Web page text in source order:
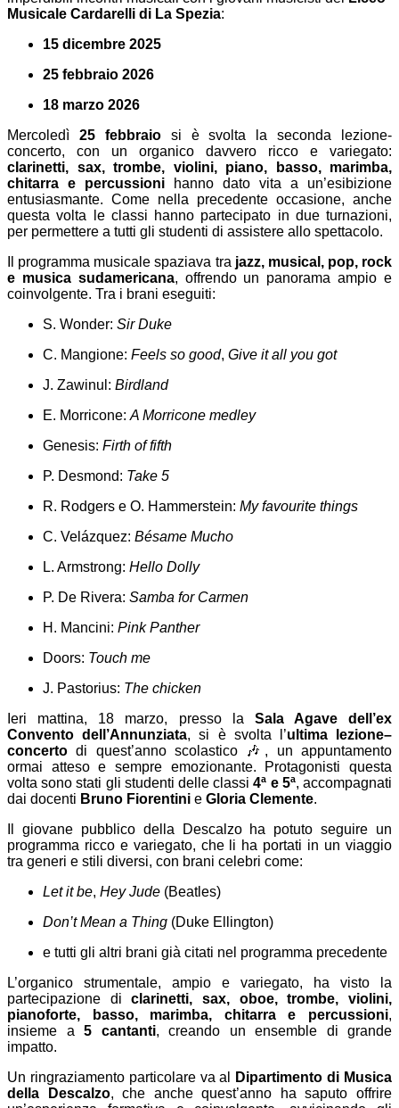
Musicale Cardarelli di La Spezia:
15 dicembre 2025
25 febbraio 2026
18 marzo 2026
Mercoledì 25 febbraiosi è svolta la seconda lezione-
concerto, con un organico davvero ricco e variegato:
clarinetti, sax, trombe, violini, piano, basso, marimba,
chitarra e percussioni hanno dato vita a un’esibizione
entusiasmante. Come nella precedente occasione, anche
questa volta le classi hanno partecipato in due turnazioni,
per permettere a tutti gli studenti di assistere allo spettacolo.
Il programma musicale spaziava tra jazz, musical, pop, rock
e musica sudamericana, offrendo un panorama ampio e
coinvolgente. Tra i brani eseguiti:
S. Wonder: Sir Duke
C. Mangione: Feels so good, Give it all you got
J. Zawinul: Birdland
E. Morricone: A Morricone medley
Genesis: Firth of fifth
P. Desmond: Take 5
R. Rodgers e O. Hammerstein: My favourite things
C. Velázquez: Bésame Mucho
L. Armstrong: Hello Dolly
P. De Rivera: Samba for Carmen
H. Mancini: Pink Panther
Doors: Touch me
J. Pastorius: The chicken
Ieri mattina, 18 marzo, presso la Sala Agave dell’ex
Convento dell’Annunziata, si è svolta l’ultima lezione–
concerto di quest’anno scolastico 🎶, un appuntamento
ormai atteso e sempre emozionante. Protagonisti questa
volta sono stati gli studenti delle classi4ª e 5ª, accompagnati
dai docenti Bruno Fiorentini e Gloria Clemente.
Il giovane pubblico della Descalzo ha potuto seguire un
programma ricco e variegato, che li ha portati in un viaggio
tra generi e stili diversi, con brani celebri come:
Let it be, Hey Jude (Beatles)
Don’t Mean a Thing (Duke Ellington)
e tutti gli altri brani già citati nel programma precedente
L’organico strumentale, ampio e variegato, ha visto la
partecipazione diclarinetti, sax, oboe, trombe, violini,
pianoforte, basso, marimba, chitarra e percussioni,
insieme a 5 cantanti, creando un ensemble di grande
impatto.
Un ringraziamento particolare va al
Dipartimento di Musica
della Descalzo, che anche quest’anno ha saputo offrire